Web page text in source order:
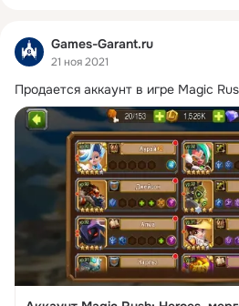
Games-Garant.ru
21 ноя 2021
Продается аккаунт в игре Magic